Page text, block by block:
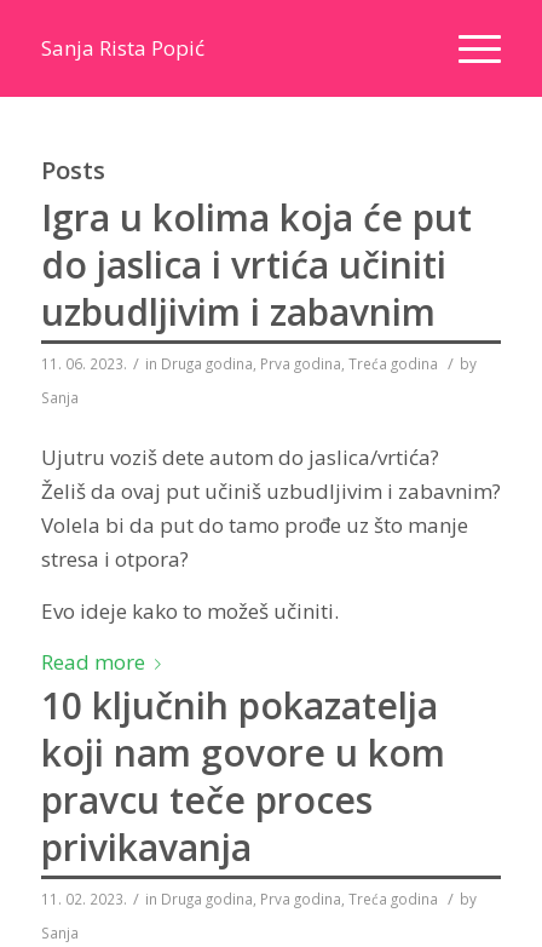
Sanja Rista Popić
Posts
Igra u kolima koja će put
do jaslica i vrtića učiniti
uzbudljivim i zabavnim
11. 06. 2023. / in Druga godina Prva godina Treća godina / by
Sanja
Ujutru voziš dete autom do jaslica/vrtića?
Želiš da ovaj put učiniš uzbudljivim i zabavnim?
Volela bi da put do tamo prođe uz što manje
stresa i otpora?
Evo ideje kako to možeš učiniti.
Read more
10 ključnih pokazatelja
koji nam govore u kom
pravcu teče proces
privikavanja
11. 02. 2023. / in Druga godina Prva godina Treća godina / by
Sanja